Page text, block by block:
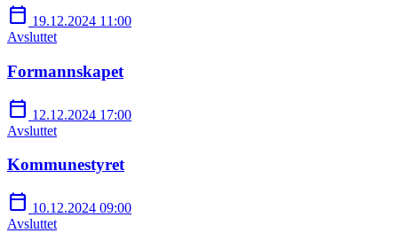
calendar_today 19.12.2024 11:00
Avsluttet
Formannskapet
calendar_today 12.12.2024 17:00
Avsluttet
Kommunestyret
calendar_today 10.12.2024 09:00
Avsluttet